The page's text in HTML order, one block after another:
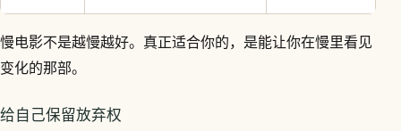
慢电影不是越慢越好。真正适合你的，是能让你在慢里看见
变化的那部。
给自己保留放弃权